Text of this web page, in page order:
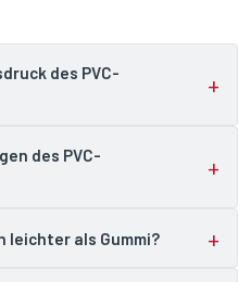
des PVC-
des PVC-
leichter als Gummi?